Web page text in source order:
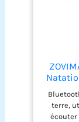
terre,
écouter